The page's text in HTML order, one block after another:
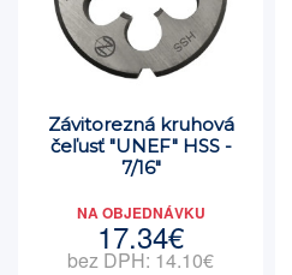
Závitorezná kruhová
čeľusť "UNEF" HSS -
7/16"
NA OBJEDNÁVKU
17.34€
bez DPH: 14.10€